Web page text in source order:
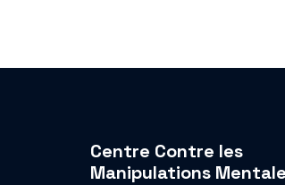
Centre Contre les
Manipulations